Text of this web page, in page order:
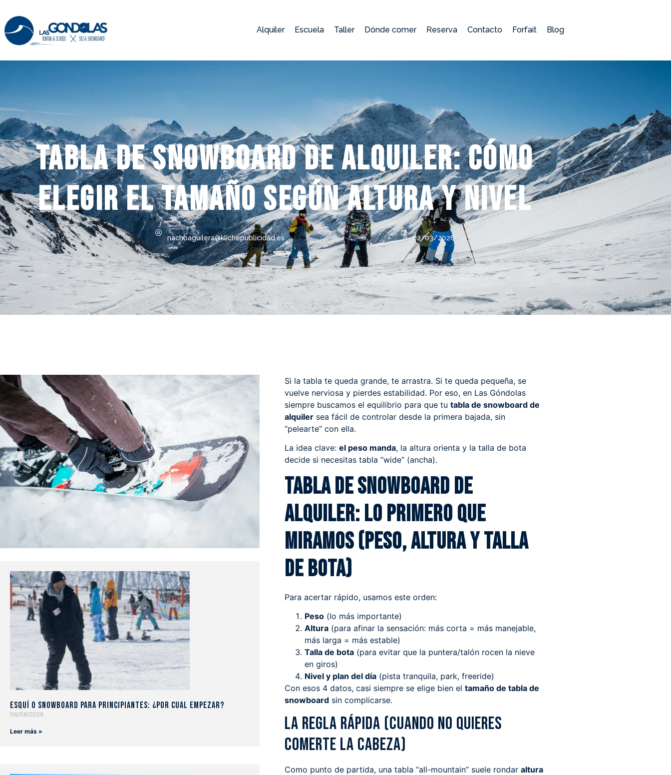
Alquiler Escuela Taller Dónde comer Reserva Contacto Forfait Blog
Tabla de snowboard de alquiler: cómo
elegir el tamaño según altura y nivel
nachoaguilera@klichepublicidad.es 02/03/2026
Esquí o snowboard para principiantes: ¿Por cual empezar?
06/08/2026
Leer más »
Si la tabla te queda grande, te arrastra. Si te queda pequeña, se
vuelve nerviosa y pierdes estabilidad. Por eso, en Las Góndolas
siempre buscamos el equilibrio para que tu tabla de snowboard de
alquiler sea fácil de controlar desde la primera bajada, sin
“pelearte” con ella.
La idea clave: el peso manda, la altura orienta y la talla de bota
decide si necesitas tabla “wide” (ancha).
Tabla de snowboard de
alquiler: lo primero que
miramos (peso, altura y talla
de bota)
Para acertar rápido, usamos este orden:
Peso (lo más importante)
Altura (para afinar la sensación: más corta = más manejable,
más larga = más estable)
Talla de bota (para evitar que la puntera/talón rocen la nieve
en giros)
Nivel y plan del día (pista tranquila, park, freeride)
Con esos 4 datos, casi siempre se elige bien el tamaño de tabla de
snowboard sin complicarse.
La regla rápida (cuando no quieres
comerte la cabeza)
Como punto de partida, una tabla “all-mountain” suele rondar altura